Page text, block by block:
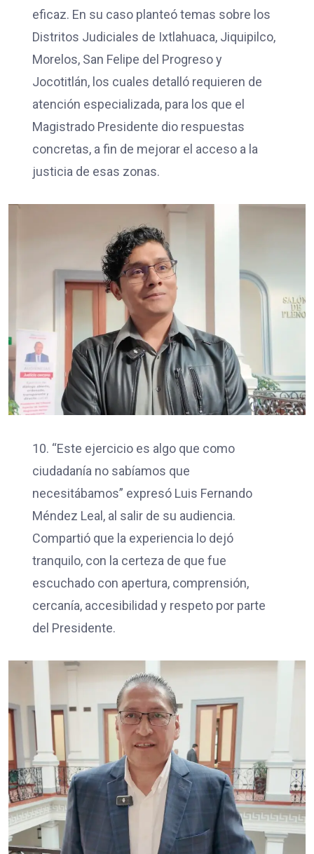
eficaz. En su caso planteó temas sobre los
Distritos Judiciales de Ixtlahuaca, Jiquipilco,
Morelos, San Felipe del Progreso y
Jocotitlán, los cuales detalló requieren de
atención especializada, para los que el
Magistrado Presidente dio respuestas
concretas, a fin de mejorar el acceso a la
justicia de esas zonas.
10. “Este ejercicio es algo que como
ciudadanía no sabíamos que
necesitábamos” expresó Luis Fernando
Méndez Leal, al salir de su audiencia.
Compartió que la experiencia lo dejó
tranquilo, con la certeza de que fue
escuchado con apertura, comprensión,
cercanía, accesibilidad y respeto por parte
del Presidente.